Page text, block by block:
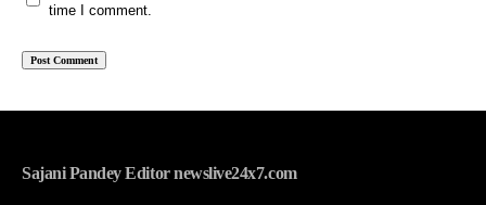
time I comment.
Sajani Pandey Editor newslive24x7.com